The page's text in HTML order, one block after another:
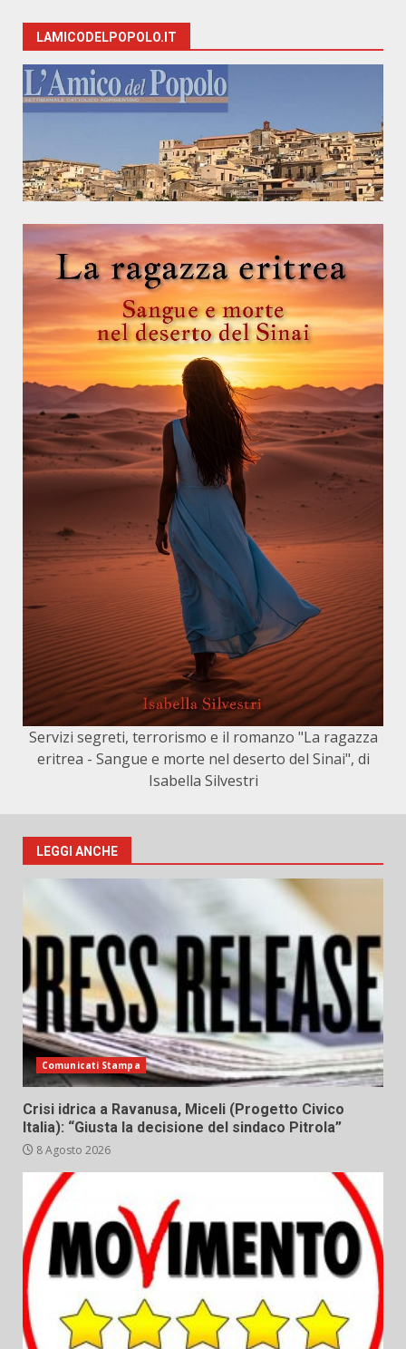
LAMICODELPOPOLO.IT
Servizi segreti, terrorismo e il romanzo "La ragazza
eritrea - Sangue e morte nel deserto del Sinai", di
Isabella Silvestri
LEGGI ANCHE
Comunicati Stampa
Crisi idrica a Ravanusa, Miceli (Progetto Civico
Italia): “Giusta la decisione del sindaco Pitrola”
8 Agosto 2026